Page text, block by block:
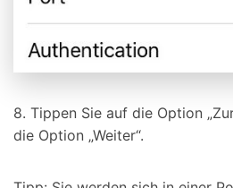
8. Tippen Sie auf die Option
die Option „Weiter“.